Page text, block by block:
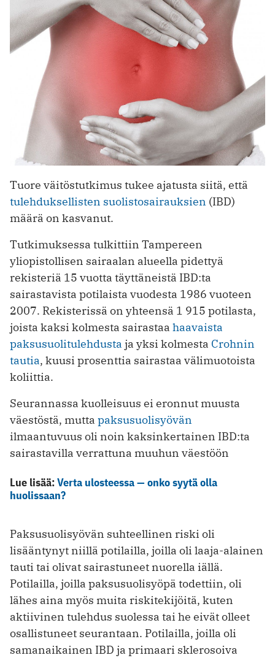
Tuore väitöstutkimus tukee ajatusta siitä, että
tulehduksellisten suolistosairauksien (IBD)
määrä on kasvanut.
Tutkimuksessa tulkittiin Tampereen
yliopistollisen sairaalan alueella pidettyä
rekisteriä 15 vuotta täyttäneistä IBD:ta
sairastavista potilaista vuodesta 1986 vuoteen
2007. Rekisterissä on yhteensä 1 915 potilasta,
joista kaksi kolmesta sairastaa haavaista
paksusuolitulehdusta ja yksi kolmesta Crohnin
tautia, kuusi prosenttia sairastaa välimuotoista
koliittia.
Seurannassa kuolleisuus ei eronnut muusta
väestöstä, mutta paksusuolisyövän
ilmaantuvuus oli noin kaksinkertainen IBD:ta
sairastavilla verrattuna muuhun väestöön
Lue lisää:Verta ulosteessa — onko syytä olla
huolissaan?
Paksusuolisyövän suhteellinen riski oli
lisääntynyt niillä potilailla, joilla oli laaja-alainen
tauti tai olivat sairastuneet nuorella iällä.
Potilailla, joilla paksusuolisyöpä todettiin, oli
lähes aina myös muita riskitekijöitä, kuten
aktiivinen tulehdus suolessa tai he eivät olleet
osallistuneet seurantaan. Potilailla, joilla oli
samanaikainen IBD ja primaari sklerosoiva